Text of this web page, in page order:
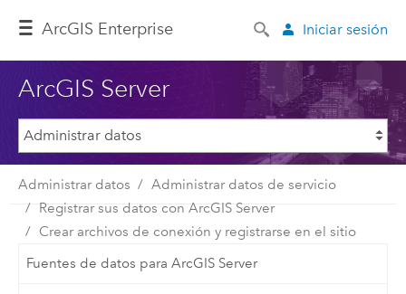
ArcGIS Enterprise Iniciar sesión
ArcGIS Server
Administrar datos
Administrar datos de servicio
Registrar sus datos con ArcGIS Server
Crear archivos de conexión y registrarse en el sitio
Fuentes de datos para ArcGIS Server